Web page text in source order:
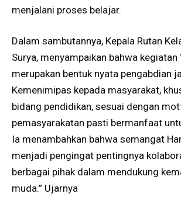
menjalani proses belajar.
Dalam sambutannya, Kepala Rutan
Surya, menyampaikan bahwa kegiatan
merupakan bentuk nyata pengabdian
Kemenimipas kepada masyarakat,
bidang pendidikan, sesuai dengan
pemasyarakatan pasti bermanfaat
Ia menambahkan bahwa semangat
menjadi pengingat pentingnya
berbagai pihak dalam mendukung
muda.” Ujarnya